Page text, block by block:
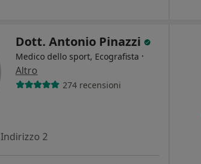
Dott. Antonio Pinazzi
Medico dello sport, Ecografista ·
Altro
274 recensioni
Indirizzo 2